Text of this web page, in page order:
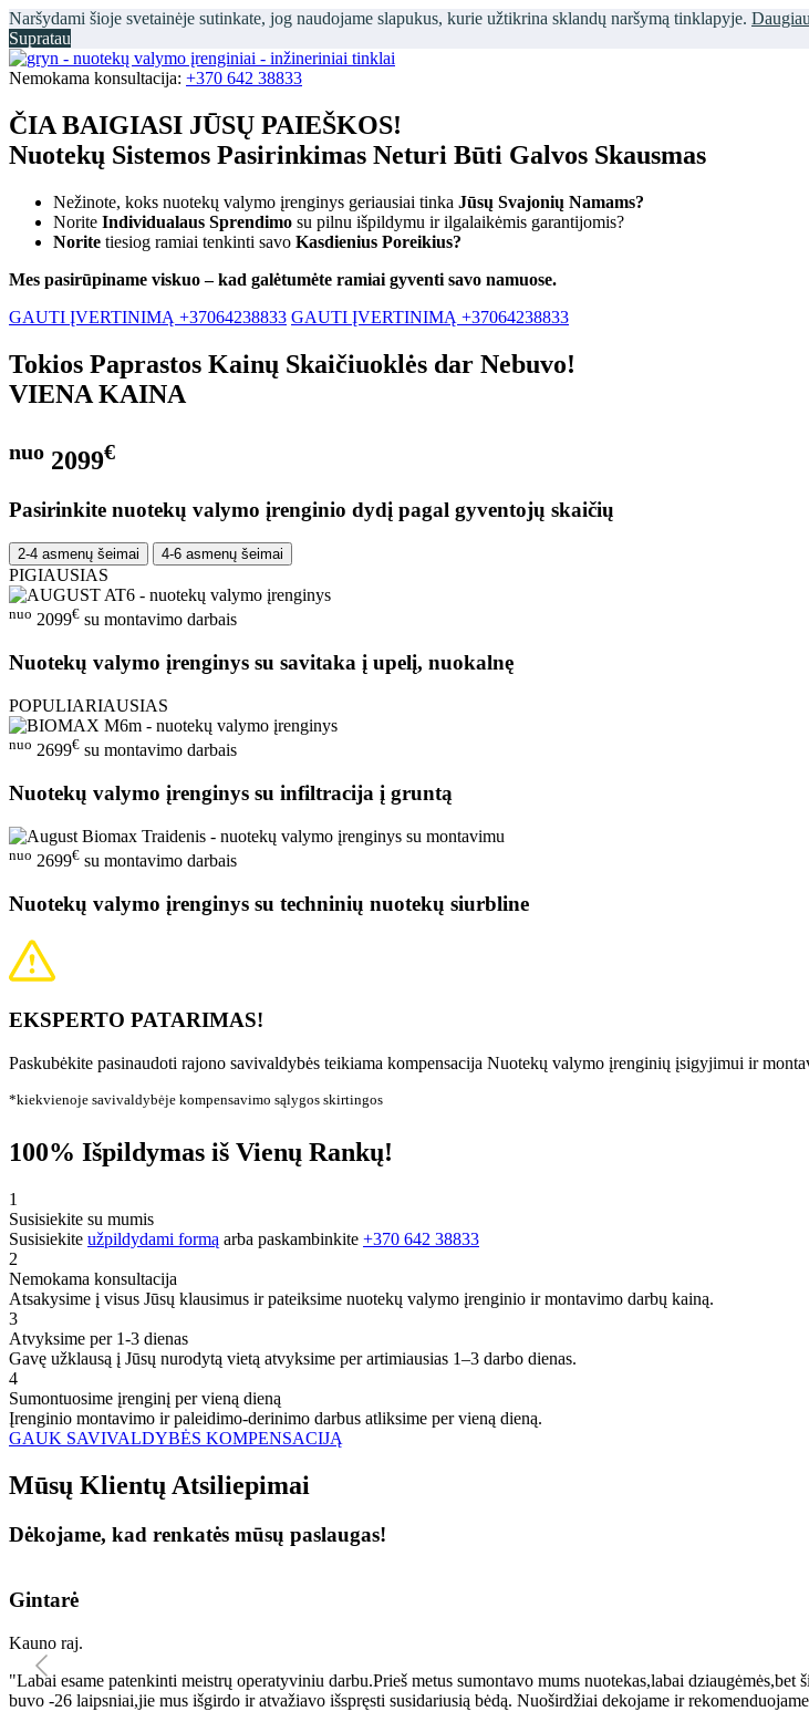
Naršydami šioje svetainėje sutinkate, jog naudojame slapukus, kurie užtikrina sklandų naršymą tinklapyje.
Supratau
Nemokama konsultacija: +370 642 38833
ČIA BAIGIASI JŪSŲ PAIEŠKOS!
Nuotekų Sistemos Pasirinkimas Neturi Būti Galvos Skausmas
Nežinote, koks nuotekų valymo įrenginys geriausiai tinka Jūsų Svajonių Namams?
Norite Individualaus Sprendimo su pilnu išpildymu ir ilgalaikėmis garantijomis?
Norite tiesiog ramiai tenkinti savo Kasdienius Poreikius?
Mes pasirūpiname viskuo – kad galėtumėte ramiai gyventi savo namuose.
GAUTI ĮVERTINIMĄ +37064238833 GAUTI ĮVERTINIMĄ +37064238833
Tokios Paprastos Kainų Skaičiuoklės dar Nebuvo!
VIENA KAINA
nuo 2099€
Pasirinkite nuotekų valymo įrenginio dydį pagal gyventojų skaičių
2-4 asmenų šeimai 4-6 asmenų šeimai
PIGIAUSIAS
nuo 2099€ su montavimo darbais
Nuotekų valymo įrenginys su savitaka į upelį, nuokalnę
POPULIARIAUSIAS
nuo 2699€ su montavimo darbais
Nuotekų valymo įrenginys su infiltracija į gruntą
nuo 2699€ su montavimo darbais
Nuotekų valymo įrenginys su techninių nuotekų siurbline
EKSPERTO PATARIMAS!
Paskubėkite pasinaudoti rajono savivaldybės teikiama kompensacija Nuotekų valymo įrenginių įsigyjimui ir
*kiekvienoje savivaldybėje kompensavimo sąlygos skirtingos
100% Išpildymas iš Vienų Rankų!
1
Susisiekite su mumis
Susisiekite užpildydami formą arba paskambinkite +370 642 38833
2
Nemokama konsultacija
Atsakysime į visus Jūsų klausimus ir pateiksime nuotekų valymo įrenginio ir montavimo darbų kainą.
3
Atvyksime per 1-3 dienas
Gavę užklausą į Jūsų nurodytą vietą atvyksime per artimiausias 1–3 darbo dienas.
4
Sumontuosime įrenginį per vieną dieną
Įrenginio montavimo ir paleidimo-derinimo darbus atliksime per vieną dieną.
GAUK SAVIVALDYBĖS KOMPENSACIJĄ
Mūsų Klientų Atsiliepimai
Dėkojame, kad renkatės mūsų paslaugas!
Gintarė
Kauno raj.
"Labai esame patenkinti meistrų operatyviniu darbu.Prieš metus sumontavo mums nuotekas,labai
buvo -26 laipsniai,jie mus išgirdo ir atvažiavo išspręsti susidariusią bėdą. Nuoširdžiai dekojame ir